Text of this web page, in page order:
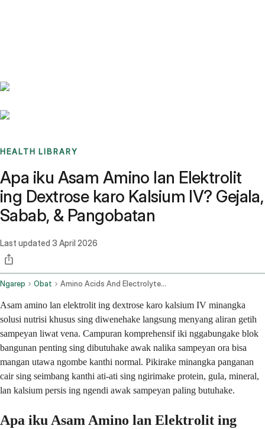
HEALTH LIBRARY
Apa iku Asam Amino lan Elektrolit
ing Dextrose karo Kalsium IV? Gejala,
Sabab, & Pangobatan
Last updated 3 April 2026
Ngarep Obat Amino Acids And Electrolytes In Dextrose With Calcium Intravenous Route
Asam amino lan elektrolit ing dextrose karo kalsium IV minangka
solusi nutrisi khusus sing diwenehake langsung menyang aliran getih
sampeyan liwat vena. Campuran komprehensif iki nggabungake blok
bangunan penting sing dibutuhake awak nalika sampeyan ora bisa
mangan utawa ngombe kanthi normal. Pikirake minangka panganan
cair sing seimbang kanthi ati-ati sing ngirimake protein, gula, mineral,
lan kalsium persis ing ngendi awak sampeyan paling butuhake.
Apa iku Asam Amino lan Elektrolit ing